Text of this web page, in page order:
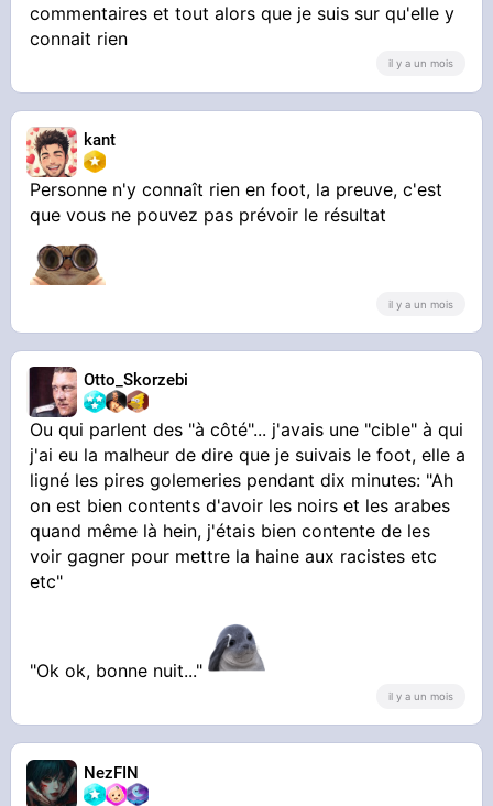
commentaires et tout alors que je suis sur qu'elle y
connait rien
il y a un mois
kant
Personne n'y connaît rien en foot, la preuve, c'est
que vous ne pouvez pas prévoir le résultat
il y a un mois
Otto_Skorzebi
Ou qui parlent des "à côté"... j'avais une "cible" à qui
j'ai eu la malheur de dire que je suivais le foot, elle a
ligné les pires golemeries pendant dix minutes: "Ah
on est bien contents d'avoir les noirs et les arabes
quand même là hein, j'étais bien contente de les
voir gagner pour mettre la haine aux racistes etc
etc"
"Ok ok, bonne nuit..."
il y a un mois
NezFIN